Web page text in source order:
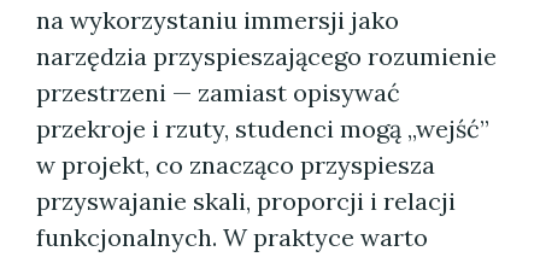
na wykorzystaniu immersji jako
narzędzia przyspieszającego rozumienie
przestrzeni — zamiast opisywać
przekroje i rzuty, studenci mogą „wejść”
w projekt, co znacząco przyspiesza
przyswajanie skali, proporcji i relacji
funkcjonalnych. W praktyce warto